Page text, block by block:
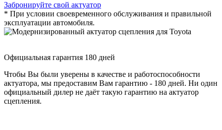
Забронируйте свой актуатор
* При условии своевременного обслуживания и правильной
эксплуатации автомобиля.
Официальная гарантия 180 дней
Чтобы Вы были уверены в качестве и работоспособности
актуатора, мы предоставим Вам гарантию - 180 дней. Ни один
официальный дилер не даёт такую гарантию на актуатор
сцепления.